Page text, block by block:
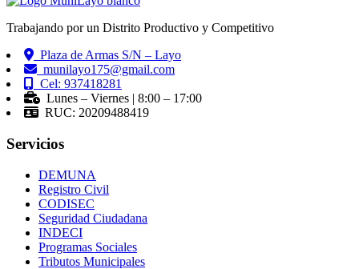
Trabajando por un Distrito Productivo y Competitivo
Plaza de Armas S/N – Layo
munilayo175@gmail.com
Cel: 937418281
Lunes – Viernes | 8:00 – 17:00
RUC: 20209488419
Servicios
DEMUNA
Registro Civil
CODISEC
Seguridad Ciudadana
INDECI
Programas Sociales
Tributos Municipales